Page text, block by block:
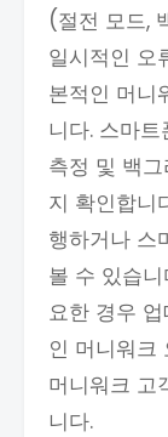
(절전 모드,
일시적인 오
본적인 머니
니다. 스마
측정 및 백
지 확인합니
행하거나 스
볼 수 있습
요한 경우
인 머니워크
머니워크 고
니다.